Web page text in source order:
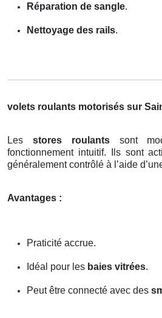
Réparation de sangle.
Nettoyage des rails.
volets roulants motorisés sur
Les stores roulantssont
fonctionnement intuitif. Ils sont
généralement contrôlé à l’aide
Avantages :
Praticité accrue.
Idéal pour les baies vitrées.
Peut être connecté avec des